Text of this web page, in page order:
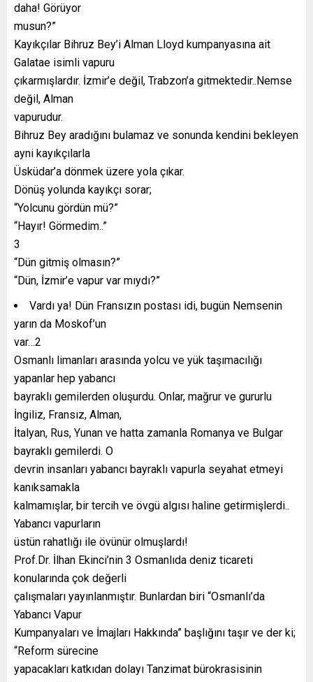
daha! Görüyor
musun?”
Kayıkçılar Bihruz Bey’i Alman Lloyd kumpanyasına ait
Galatae isimli vapuru
çıkarmışlardır. İzmir’e değil, Trabzon’a gitmektedir..Nemse
değil, Alman
vapurudur.
Bihruz Bey aradığını bulamaz ve sonunda kendini bekleyen
ayni kayıkçılarla
Üsküdar’a dönmek üzere yola çıkar.
Dönüş yolunda kayıkçı sorar;
“Yolcunu gördün mü?”
“Hayır! Görmedim..”
3
“Dün gitmiş olmasın?”
“Dün, İzmir’e vapur var mıydı?”
Vardı ya! Dün Fransızın postası idi, bugün Nemsenin
yarın da Moskof’un
var…2
Osmanlı limanları arasında yolcu ve yük taşımacılığı
yapanlar hep yabancı
bayraklı gemilerden oluşurdu. Onlar, mağrur ve gururlu
İngiliz, Fransız, Alman,
İtalyan, Rus, Yunan ve hatta zamanla Romanya ve Bulgar
bayraklı gemilerdi. O
devrin insanları yabancı bayraklı vapurla seyahat etmeyi
kanıksamakla
kalmamışlar, bir tercih ve övgü algısı haline getirmişlerdi..
Yabancı vapurların
üstün rahatlığı ile övünür olmuşlardı!
Prof.Dr. İlhan Ekinci’nin 3 Osmanlıda deniz ticareti
konularında çok değerli
çalışmaları yayınlanmıştır. Bunlardan biri “Osmanlı’da
Yabancı Vapur
Kumpanyaları ve İmajları Hakkında” başlığını taşır ve der ki;
“Reform sürecine
yapacakları katkıdan dolayı Tanzimat bürokrasisinin